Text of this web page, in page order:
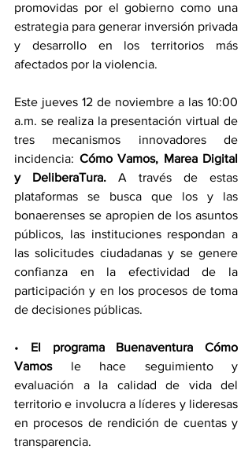
promovidas por el gobierno como una
estrategia para generar inversión privada
y desarrollo en los territorios más
afectados por la violencia.
Este jueves 12 de noviembre a las 10:00
a.m. se realiza la presentación virtual de
tres mecanismos innovadores de
incidencia: Cómo Vamos, Marea Digital
y DeliberaTura. A través de estas
plataformas se busca que los y las
bonaerenses se apropien de los asuntos
públicos, las instituciones respondan a
las solicitudes ciudadanas y se genere
confianza en la efectividad de la
participación y en los procesos de toma
de decisiones públicas.
• El programa Buenaventura Cómo
Vamos le hace seguimiento y
evaluación a la calidad de vida del
territorio e involucra a líderes y lideresas
en procesos de rendición de cuentas y
transparencia.